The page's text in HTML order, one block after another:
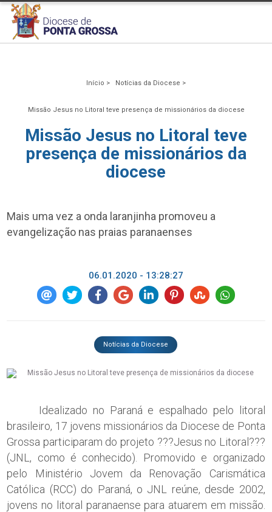
Início > Notícias da Diocese >
Missão Jesus no Litoral teve presença de missionários da diocese
Missão Jesus no Litoral teve
presença de missionários da
diocese
Mais uma vez a onda laranjinha promoveu a
evangelização nas praias paranaenses
06.01.2020 - 13:28:27
Notícias da Diocese
Idealizado no Paraná e espalhado pelo litoral
brasileiro, 17 jovens missionários da Diocese de Ponta
Grossa participaram do projeto ???Jesus no Litoral???
(JNL, como é conhecido). Promovido e organizado
pelo Ministério Jovem da Renovação Carismática
Católica (RCC) do Paraná, o JNL reúne, desde 2002,
jovens no litoral paranaense para atuarem em missão.